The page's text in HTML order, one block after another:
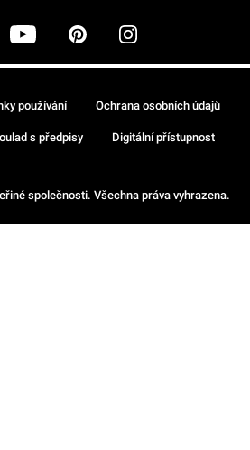
společnosti. Všechna práva vyhrazena.
používání Ochrana osobních údajů
s předpisy Digitální přístupnost